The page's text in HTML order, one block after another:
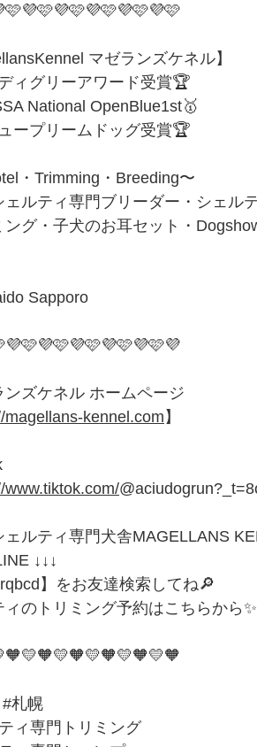
マゼランズケネル】
ィグリーアワード受賞🏆
National OpenBlue1st🥇
ープリームドッグ受賞🏆
・Trimming・Breeding〜
ェルティ専門ブリーダー・シェル
ング・子犬のお耳セット・
Sapporo
ンズケネル ホームページ
magellans-kennel.com】
www.tiktok.com/
ェルティ専門犬舎MAGELLANS
↓↓↓
】をお友達検索してね🔎
ィのトリミング予約はこちらから✨
札幌
ィ専門トリミング